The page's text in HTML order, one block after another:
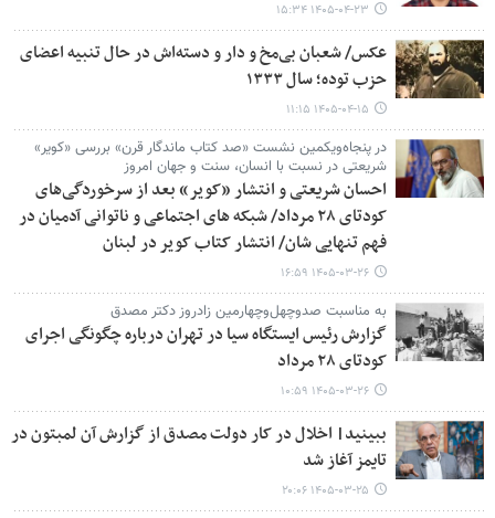
۱۴۰۵-۰۴-۲۳ ۱۵:۳۴
عکس/ شعبان بی‌مخ و دار و دسته‌اش در حال تنبیه اعضای
حزب توده؛ سال ۱۳۳۳
۱۴۰۵-۰۴-۱۵ ۱۱:۱۵
در پنجاه‌ویکمین نشست «صد کتاب ماندگار قرن» بررسی «کویر»
شریعتی در نسبت با انسان، سنت و جهان امروز
احسان شریعتی و انتشار «کویر» بعد از سرخوردگی‌های
کودتای ۲۸ مرداد/ شبکه های اجتماعی و ناتوانی آدمیان در
فهم تنهایی شان/ انتشار کتاب کویر در لبنان
۱۴۰۵-۰۳-۲۶ ۱۶:۵۹
به مناسبت صدوچهل‌وچهارمین زادروز دکتر مصدق
گزارش رئیس ایستگاه سیا در تهران درباره چگونگی اجرای
کودتای ۲۸ مرداد
۱۴۰۵-۰۳-۲۶ ۱۰:۵۹
ببینید| اخلال در کار دولت مصدق از گزارش آن لمبتون در
تایمز آغاز شد
۱۴۰۵-۰۳-۲۵ ۲۰:۰۶